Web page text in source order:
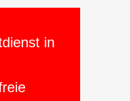
in